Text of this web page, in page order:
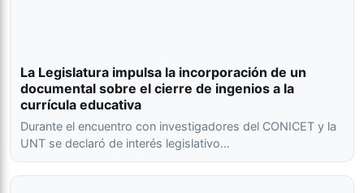
La Legislatura impulsa la incorporación de un
documental sobre el cierre de ingenios a la
currícula educativa
Durante el encuentro con investigadores del CONICET y la
UNT se declaró de interés legislativo…